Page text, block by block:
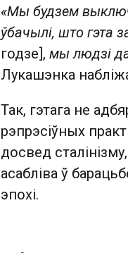
«Мы будзем
ўбачылі, што гэта
годзе], мы людзі
Лукашэнка
Так, гэтага не
рэпрэсіўных
досвед
асабліва ў
эпохі.